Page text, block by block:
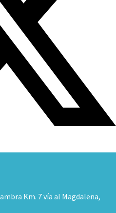
Km. 7 vía al Magdalena,